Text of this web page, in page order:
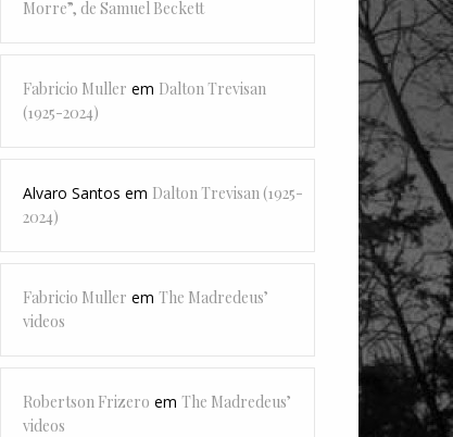
Morre”, de Samuel Beckett
Fabricio Muller em Dalton Trevisan
(1925-2024)
Alvaro Santos em Dalton Trevisan (1925-
2024)
Fabricio Muller em The Madredeus’
videos
Robertson Frizero em The Madredeus’
videos